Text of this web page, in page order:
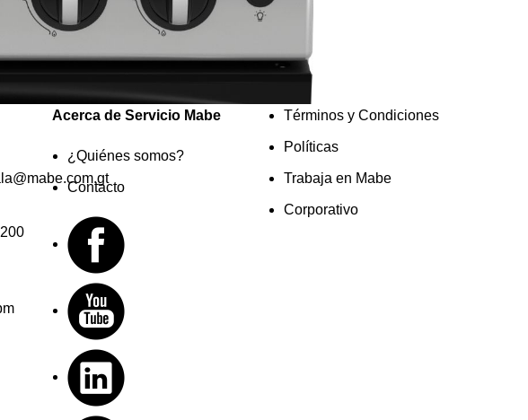
Acerca de Servicio Mabe
¿Quiénes somos?
Contacto
Términos y Condiciones
Políticas
Trabaja en Mabe
Corporativo